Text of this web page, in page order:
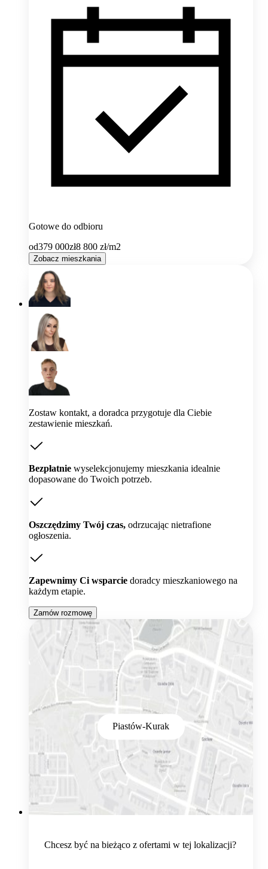
Gotowe do odbioru
od379 000zł8 800 zł/m2
Zobacz mieszkania
Zostaw kontakt, a doradca przygotuje dla Ciebie
zestawienie mieszkań.
Bezpłatnie wyselekcjonujemy mieszkania idealnie
dopasowane do Twoich potrzeb.
Oszczędzimy Twój czas, odrzucając nietrafione
ogłoszenia.
Zapewnimy Ci wsparcie doradcy mieszkaniowego na
każdym etapie.
Zamów rozmowę
Piastów-Kurak
Chcesz być na bieżąco z ofertami w tej lokalizacji?